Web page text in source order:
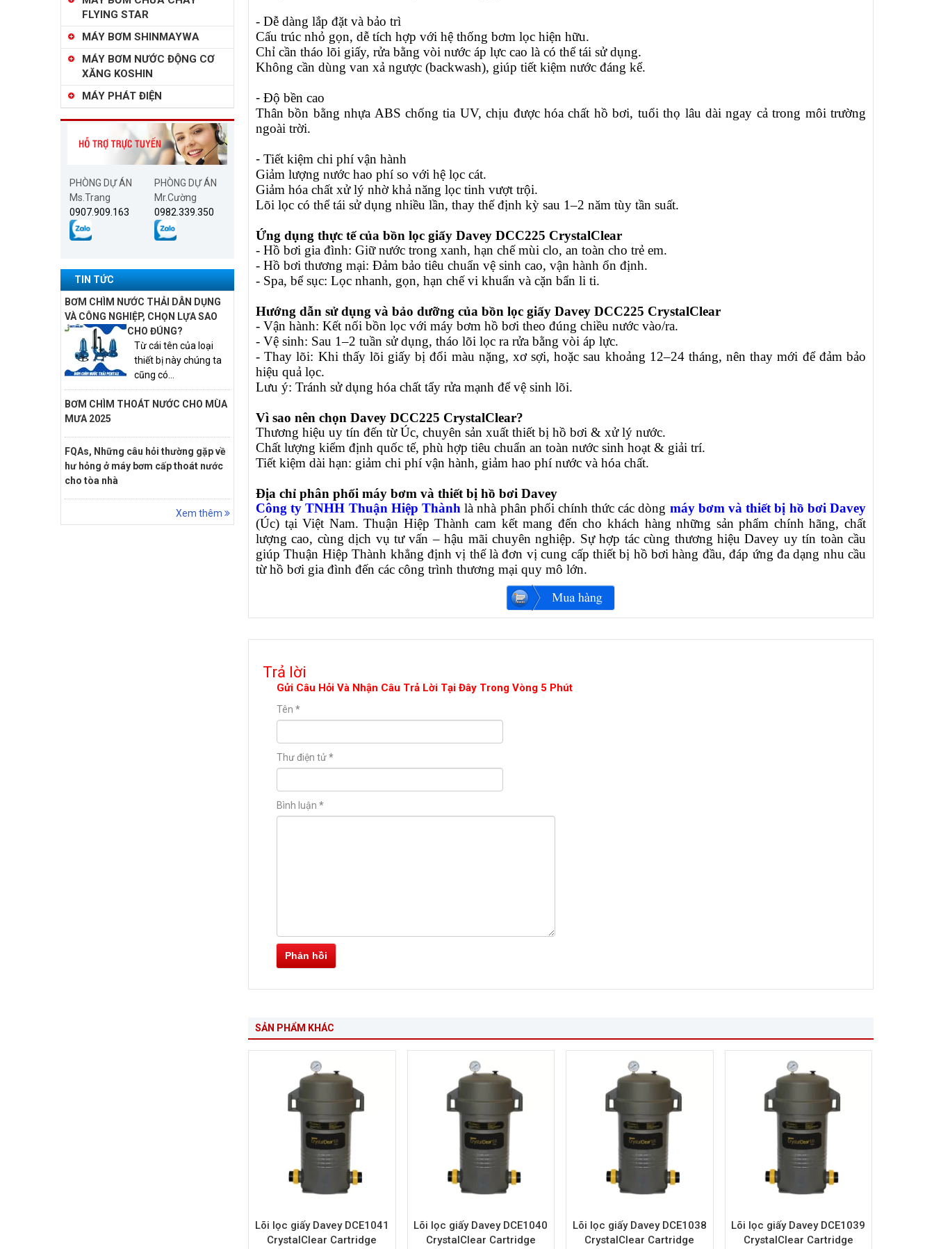
FLYING STAR
MÁY BƠM SHINMAYWA
MÁY BƠM NƯỚC ĐỘNG CƠ
XĂNG KOSHIN
MÁY PHÁT ĐIỆN
PHÒNG DỰ ÁN
Ms.Trang
0907.909.163
PHÒNG DỰ ÁN
Mr.Cường
0982.339.350
TIN TỨC
BƠM CHÌM NƯỚC THẢI DÂN DỤNG
VÀ CÔNG NGHIỆP, CHỌN LỰA SAO
CHO ĐÚNG?
Từ cái tên của loại
thiết bị này chúng ta
cũng có...
BƠM CHÌM THOÁT NƯỚC CHO MÙA
MƯA 2025
FQAs, Những câu hỏi thường gặp về
hư hỏng ở máy bơm cấp thoát nước
cho tòa nhà
Xem thêm
- Dễ dàng lắp đặt và bảo trì
Cấu trúc nhỏ gọn, dễ tích hợp với hệ thống bơm lọc hiện hữu.
Chỉ cần tháo lõi giấy, rửa bằng vòi nước áp lực cao là có thể tái sử dụng.
Không cần dùng van xả ngược (backwash), giúp tiết kiệm nước đáng kể.
- Độ bền cao
Thân bồn bằng nhựa ABS chống tia UV, chịu được hóa chất hồ bơi, tuổi thọ lâu dài ngay cả trong môi trường
ngoài trời.
- Tiết kiệm chi phí vận hành
Giảm lượng nước hao phí so với hệ lọc cát.
Giảm hóa chất xử lý nhờ khả năng lọc tinh vượt trội.
Lõi lọc có thể tái sử dụng nhiều lần, thay thế định kỳ sau 1–2 năm tùy tần suất.
Ứng dụng thực tế của bồn lọc giấy Davey DCC225 CrystalClear
- Hồ bơi gia đình: Giữ nước trong xanh, hạn chế mùi clo, an toàn cho trẻ em.
- Hồ bơi thương mại: Đảm bảo tiêu chuẩn vệ sinh cao, vận hành ổn định.
- Spa, bể sục: Lọc nhanh, gọn, hạn chế vi khuẩn và cặn bẩn li ti.
Hướng dẫn sử dụng và bảo dưỡng của bồn lọc giấy Davey DCC225 CrystalClear
- Vận hành: Kết nối bồn lọc với máy bơm hồ bơi theo đúng chiều nước vào/ra.
- Vệ sinh: Sau 1–2 tuần sử dụng, tháo lõi lọc ra rửa bằng vòi áp lực.
- Thay lõi: Khi thấy lõi giấy bị đổi màu nặng, xơ sợi, hoặc sau khoảng 12–24 tháng, nên thay mới để đảm bảo
hiệu quả lọc.
Lưu ý: Tránh sử dụng hóa chất tẩy rửa mạnh để vệ sinh lõi.
Vì sao nên chọn Davey DCC225 CrystalClear?
Thương hiệu uy tín đến từ Úc, chuyên sản xuất thiết bị hồ bơi & xử lý nước.
Chất lượng kiểm định quốc tế, phù hợp tiêu chuẩn an toàn nước sinh hoạt & giải trí.
Tiết kiệm dài hạn: giảm chi phí vận hành, giảm hao phí nước và hóa chất.
Địa chỉ phân phối máy bơm và thiết bị hồ bơi Davey
Công ty TNHH Thuận Hiệp Thành là nhà phân phối chính thức các dòng máy bơm và thiết bị hồ bơi Davey
(Úc) tại Việt Nam. Thuận Hiệp Thành cam kết mang đến cho khách hàng những sản phẩm chính hãng, chất
lượng cao, cùng dịch vụ tư vấn – hậu mãi chuyên nghiệp. Sự hợp tác cùng thương hiệu Davey uy tín toàn cầu
giúp Thuận Hiệp Thành khẳng định vị thế là đơn vị cung cấp thiết bị hồ bơi hàng đầu, đáp ứng đa dạng nhu cầu
từ hồ bơi gia đình đến các công trình thương mại quy mô lớn.
Trả lời
Gửi Câu Hỏi Và Nhận Câu Trả Lời Tại Đây Trong Vòng 5 Phút
Tên *
Thư điện tử*
Bình luận *
Phản hồi
SẢN PHẨM KHÁC
Lõi lọc giấy Davey DCE1041
CrystalClear Cartridge
Lõi lọc giấy Davey DCE1040
CrystalClear Cartridge
Lõi lọc giấy Davey DCE1038
CrystalClear Cartridge
Lõi lọc giấy Davey DCE1039
CrystalClear Cartridge